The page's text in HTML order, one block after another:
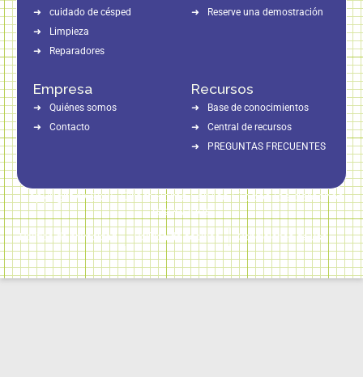
Reserve una demostración
cuidado de césped
Limpieza
Reparadores
Recursos
Base de conocimientos
Central de recursos
PREGUNTAS FRECUENTES
Empresa
Quiénes somos
Contacto
Copyright © 2026 Direct Home Service | Todos los derechos
reservados
Política de privacidad Política de cookies Condiciones de uso